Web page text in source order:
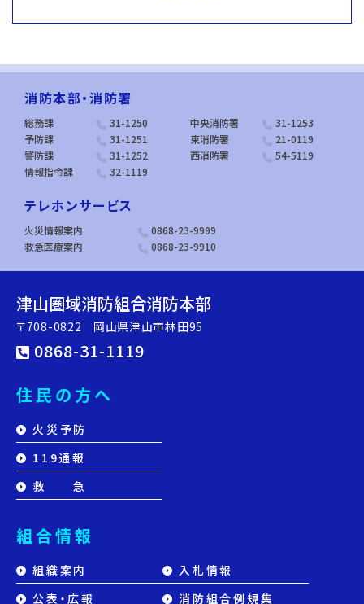
消防本部・消防署
総務課 31-1250 中央消防署
31-1253
予防課
31-1251 東消防署
21-0119
警防課
31-1252 西消防署
54-5119
情報指令課
32-1119
テレホンサービス
火災情報案内
0868-23-9999
救急医療案内
0868-23-9910
津山圏域消防組合消防本部
〒708-0822 岡山県津山市林田95
0868-31-1119
住民の方へ
火災予防
119通報
救 急
組合情報
組織案内
公表・広報
入札情報
消防組合例規集